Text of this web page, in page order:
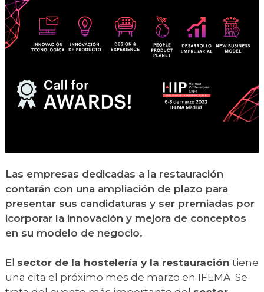
Las empresas dedicadas a la restauración
contarán con una ampliación de plazo para
presentar sus candidaturas y ser premiadas por
icorporar la innovación y mejora de conceptos
en su modelo de negocio.
El sector de la hostelería y la restauración tiene
una cita el próximo mes de marzo en IFEMA. Se